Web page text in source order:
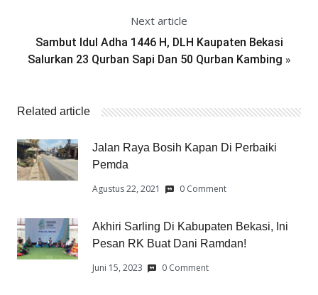
Next article
Sambut Idul Adha 1446 H, DLH Kaupaten Bekasi
Salurkan 23 Qurban Sapi Dan 50 Qurban Kambing »
Related article
Jalan Raya Bosih Kapan Di Perbaiki
Pemda
Agustus 22, 2021 0 Comment
Akhiri Sarling Di Kabupaten Bekasi, Ini
Pesan RK Buat Dani Ramdan!
Juni 15, 2023 0 Comment